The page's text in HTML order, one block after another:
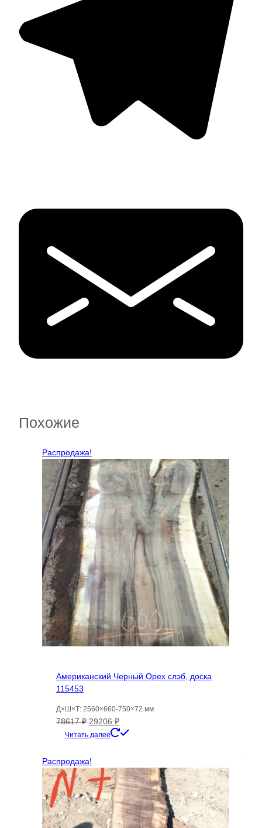
Похожие
Распродажа!
Американский Черный Орех слэб, доска
115453
Д×Ш×Т: 2560×660-750×72 мм
78617₽ Первоначальная
цена
78617 ₽.
29206 ₽Текущая
цена:
Читать далее
Распродажа!